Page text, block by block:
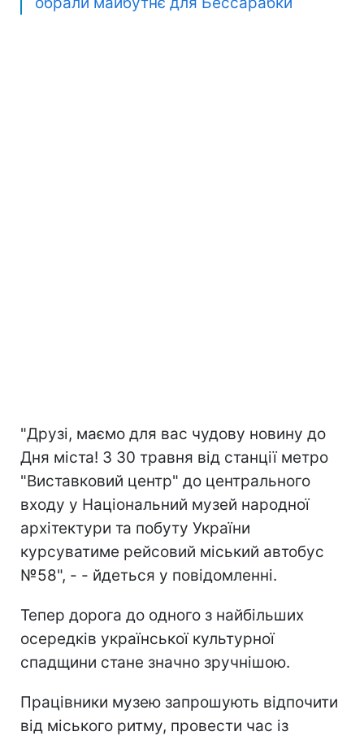
"Друзі, маємо для вас чудову новину до
Дня міста! З 30 травня від станції метро
"Виставковий центр" до центрального
входу у Національний музей народної
архітектури та побуту України
курсуватиме рейсовий міський автобус
№58", - - йдеться у повідомленні.
Тепер дорога до одного з найбільших
осередків української культурної
спадщини стане значно зручнішою.
Працівники музею запрошують відпочити
від міського ритму, провести час із